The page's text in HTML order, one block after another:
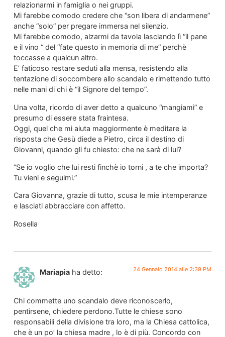
relazionarmi in famiglia o nei gruppi.
Mi farebbe comodo credere che “son libera di andarmene”
anche “solo” per pregare immersa nel silenzio.
Mi farebbe comodo, alzarmi da tavola lasciando lì “il pane
e il vino “ del “fate questo in memoria di me” perchè
toccasse a qualcun altro.
E’ faticoso restare seduti alla mensa, resistendo alla
tentazione di soccombere allo scandalo e rimettendo tutto
nelle mani di chi è “il Signore del tempo”.
Una volta, ricordo di aver detto a qualcuno “mangiami” e
presumo di essere stata fraintesa.
Oggi, quel che mi aiuta maggiormente è meditare la
risposta che Gesù diede a Pietro, circa il destino di
Giovanni, quando gli fu chiesto: che ne sarà di lui?
“Se io voglio che lui resti finchè io torni , a te che importa?
Tu vieni e seguimi.”
Cara Giovanna, grazie di tutto, scusa le mie intemperanze
e lasciati abbracciare con affetto.
Rosella
Mariapia ha detto: 24 Gennaio 2014 alle 2:39 PM
Chi commette uno scandalo deve riconoscerlo,
pentirsene, chiedere perdono.Tutte le chiese sono
responsabili della divisione tra loro, ma la Chiesa cattolica,
che è un po’ la chiesa madre , lo è di più. Concordo con